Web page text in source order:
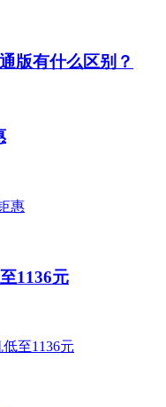
版有什么区别？
1136元